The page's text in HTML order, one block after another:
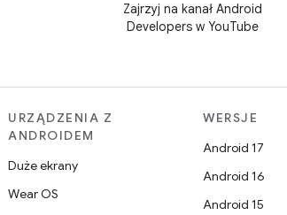
Zajrzyj na kanał Android
Developers w YouTube
URZĄDZENIA Z
ANDROIDEM
Duże ekrany
Wear OS
WERSJE
Android 17
Android 16
Android 15